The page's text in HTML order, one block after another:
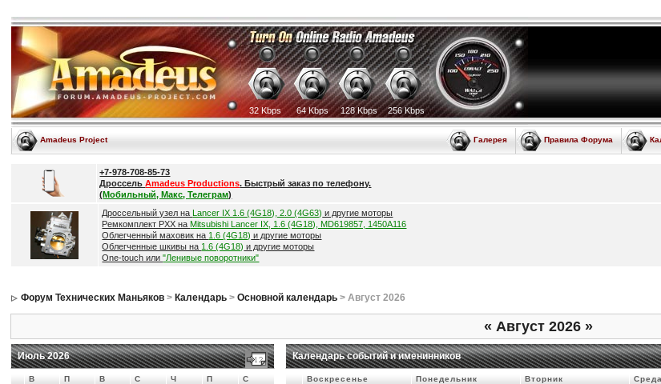
32 Kbps 64 Kbps 128 Kbps 256 Kbps
Amadeus Project Правила Форума
Галерея
+7-978-708-85-73
ДроссельAmadeus Productions. Быстрый заказ по телефону.
(Мобильный, Макс, Телеграм)
Дроссельный узел на Lancer IX 1.6 (4G18), 2.0 (4G63) и другие моторы
Ремкомплект РХХ на Mitsubishi Lancer IX, 1.6 (4G18), MD619857, 1450A116
Облегченный маховик на 1.6 (4G18) и другие моторы
Облегченные шкивы на 1.6 (4G18) и другие моторы
One-touch или"Ленивые поворотники"
Форум Технических Маньяков > Календарь >Основной календарь > Август 2026
« Август 2026 »
Июль 2026
В П В С Ч П С
Календарь событий и именинников
Воскресенье Понедельник Вторник Среда